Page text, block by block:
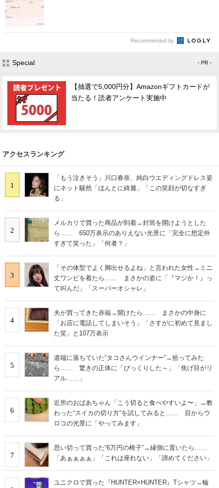
Recommended by
Special - PR -
【抽選で5,000円分】Amazonギフトカードが
当たる！読者アンケート実施中
アクセスランキング
1
「もう泣きそう」川口春奈、純白ウエディングドレス姿
にネット騒然「ほんとに綺麗」「この笑顔が切なすぎ
る」
2
メルカリで買った商品が到着→封筒を開けようとした
ら…… 650万表示のありえない光景に「完全に想定外
すぎて笑った」「何者？」
3
「その体型でよく脚出せるよね」と言われた女性→ミニ
丈ワンピを着たら…… まさかの姿に「『マジか！』っ
て叫んだ」「スーパーオシャレ」
4
夫が買ってきた赤福→開けたら…… まさかの中身に
「お店に電話してしまいそう」「さすがに初めて見まし
た笑」と107万表示
5
道端に落ちていた“タコさんウインナー”→拾ってみた
ら…… 驚きの正体に「びっくりした～」「焦げ目がリ
アル……」
6
近所のおばあちゃん「こう切ると食べやすいよ〜」→教
わった“スイカの切り方”を試してみると…… 目からウ
ロコの光景に「やってみます」
7
思い切って買った“6万円の椅子”→縁側に置いたら……
「あぁぁぁぁ」「これは座れない」「諦めてください」
ユニクロで買った『HUNTER×HUNTER』Tシャツ→輪